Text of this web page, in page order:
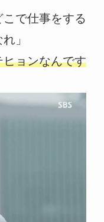
で仕事をする
」
ョンなんです